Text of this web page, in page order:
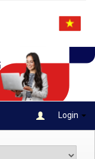
Login